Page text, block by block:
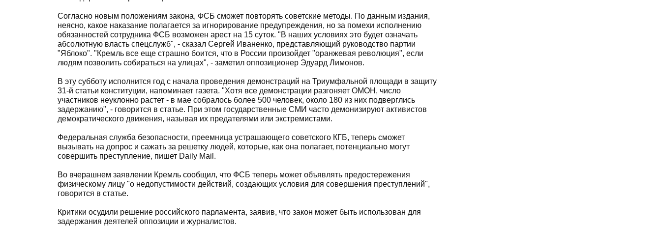
Согласно новым положениям закона, ФСБ сможет повторять советские методы. По данным издания,
неясно, какое наказание полагается за игнорирование предупреждения, но за помехи исполнению
обязанностей сотрудника ФСБ возможен арест на 15 суток. "В наших условиях это будет означать
абсолютную власть спецслужб", - сказал Сергей Иваненко, представляющий руководство партии
"Яблоко". "Кремль все еще страшно боится, что в России произойдет "оранжевая революция", если
людям позволить собираться на улицах", - заметил оппозиционер Эдуард Лимонов.
В эту субботу исполнится год с начала проведения демонстраций на Триумфальной площади в защиту
31-й статьи конституции, напоминает газета. "Хотя все демонстрации разгоняет ОМОН, число
участников неуклонно растет - в мае собралось более 500 человек, около 180 из них подверглись
задержанию", - говорится в статье. При этом государственные СМИ часто демонизируют активистов
демократического движения, называя их предателями или экстремистами.
Федеральная служба безопасности, преемница устрашающего советского КГБ, теперь сможет
вызывать на допрос и сажать за решетку людей, которые, как она полагает, потенциально могут
совершить преступление, пишет Daily Mail.
Во вчерашнем заявлении Кремль сообщил, что ФСБ теперь может объявлять предостережения
физическому лицу "о недопустимости действий, создающих условия для совершения преступлений",
говорится в статье.
Критики осудили решение российского парламента, заявив, что закон может быть использован для
задержания деятелей оппозиции и журналистов.